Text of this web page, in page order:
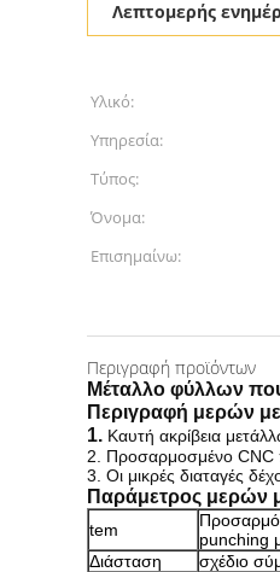
Λεπτομερής
Υλικό:
Υπηρεσία:
Τύπος:
Όνομα:
Επισημαίνω:
Περιγραφή προϊόντων
Μέταλλο φύλλων
Περιγραφή μερών
1. Καυτή ακρίβεια
2. Προσαρμοσμένο CNC
3. Οι μικρές διαταγές
Παράμετρος μερών
tem
punching
Διάσταση
σχέδιο